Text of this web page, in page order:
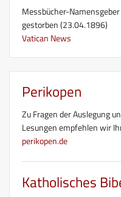
Messbücher-
gestorben (23.04.1896)
Vatican News
Perikopen
Zu Fragen der Auslegung
Lesungen empfehlen wir
perikopen.de
Katholisches